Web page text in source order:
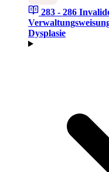
283 - 286
Dysplasie